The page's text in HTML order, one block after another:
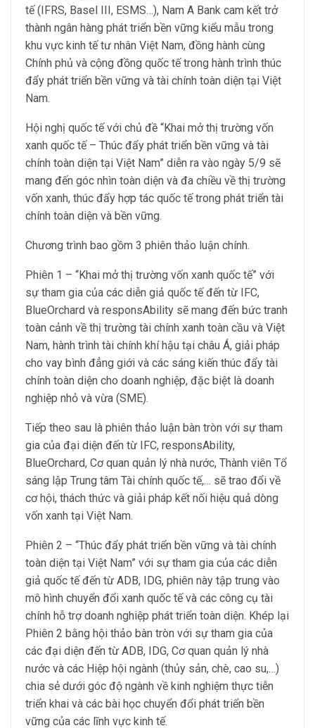
tế (IFRS, Basel III, ESMS…), Nam A Bank cam kết trở
thành ngân hàng phát triển bền vững kiểu mẫu trong
khu vực kinh tế tư nhân Việt Nam, đồng hành cùng
Chính phủ và cộng đồng quốc tế trong hành trình thúc
đẩy phát triển bền vững và tài chính toàn diện tại Việt
Nam.
Hội nghị quốc tế với chủ đề “Khai mở thị trường vốn
xanh quốc tế – Thúc đẩy phát triển bền vững và tài
chính toàn diện tại Việt Nam” diễn ra vào ngày 5/9 sẽ
mang đến góc nhìn toàn diện và đa chiều về thị trường
vốn xanh, thúc đẩy hợp tác quốc tế trong phát triển tài
chính toàn diện và bền vững.
Chương trình bao gồm 3 phiên thảo luận chính.
Phiên 1 – “Khai mở thị trường vốn xanh quốc tế” với
sự tham gia của các diễn giả quốc tế đến từ IFC,
BlueOrchard và responsAbility sẽ mang đến bức tranh
toàn cảnh về thị trường tài chính xanh toàn cầu và Việt
Nam, hành trình tài chính khí hậu tại châu Á, giải pháp
cho vay bình đẳng giới và các sáng kiến thúc đẩy tài
chính toàn diện cho doanh nghiệp, đặc biệt là doanh
nghiệp nhỏ và vừa (SME).
Tiếp theo sau là phiên thảo luận bàn tròn với sự tham
gia của đại diện đến từ IFC, responsAbility,
BlueOrchard, Cơ quan quản lý nhà nước, Thành viên Tổ
sáng lập Trung tâm Tài chính quốc tế,… sẽ trao đổi về
cơ hội, thách thức và giải pháp kết nối hiệu quả dòng
vốn xanh tại Việt Nam.
Phiên 2 – “Thúc đẩy phát triển bền vững và tài chính
toàn diện tại Việt Nam” với sự tham gia của các diễn
giả quốc tế đến từ ADB, IDG, phiên này tập trung vào
mô hình chuyển đổi xanh quốc tế và các công cụ tài
chính hỗ trợ doanh nghiệp phát triển toàn diện. Khép lại
Phiên 2 bằng hội thảo bàn tròn với sự tham gia của
các đại diện đến từ ADB, IDG, Cơ quan quản lý nhà
nước và các Hiệp hội ngành (thủy sản, chè, cao su,…)
chia sẻ dưới góc độ ngành về kinh nghiệm thực tiễn
triển khai và các bài học chuyển đổi phát triển bền
vững của các lĩnh vực kinh tế.